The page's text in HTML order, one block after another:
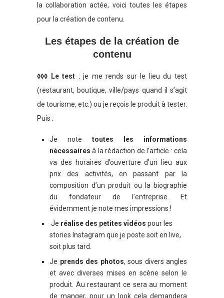
la collaboration actée, voici toutes les étapes
pour la création de contenu.
Les étapes de la création de
contenu
◊◊◊ Le test : je me rends sur le lieu du test
(restaurant, boutique, ville/pays quand il s’agit
de tourisme, etc.) ou je reçois le produit à tester.
Puis :
Je note toutes les informations
nécessaires à la rédaction de l’article : cela
va des horaires d’ouverture d’un lieu aux
prix des activités, en passant par la
composition d’un produit ou la biographie
du fondateur de l’entreprise. Et
évidemment je note mes impressions !
Je réalise des petites vidéos pour les
stories Instagram que je poste soit en live,
soit plus tard.
Je prends des photos, sous divers angles
et avec diverses mises en scène selon le
produit. Au restaurant ce sera au moment
de manger, pour un look cela demandera